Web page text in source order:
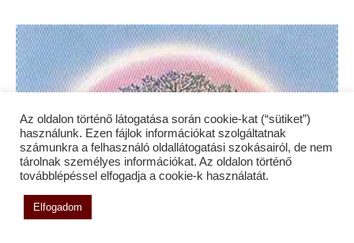
Világfa
Az oldalon történő látogatása során cookie-kat (“sütiket”)
használunk. Ezen fájlok információkat szolgáltatnak
számunkra a felhasználó oldallátogatási szokásairól, de nem
tárolnak személyes információkat. Az oldalon történő
továbblépéssel elfogadja a cookie-k használatát.
Elfogadom